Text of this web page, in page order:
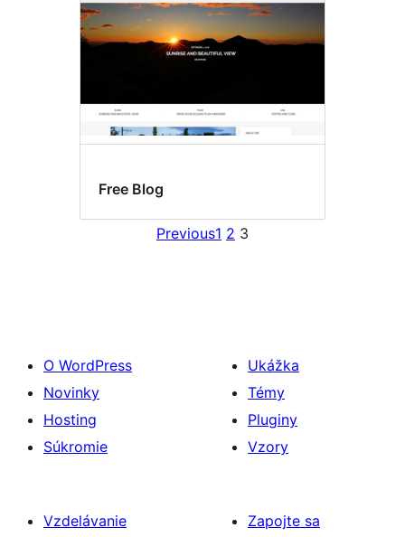
Free Blog
Previous1 2 3
O WordPress
Novinky
Hosting
Súkromie
Ukážka
Témy
Pluginy
Vzory
Vzdelávanie
Zapojte sa